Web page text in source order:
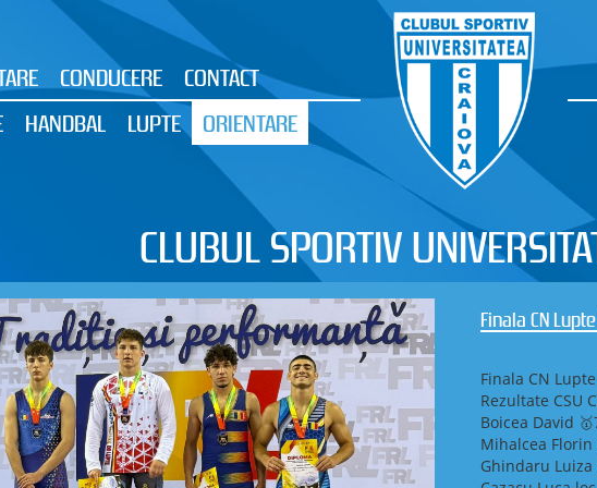
CONDUCERE
CONTACT
HANDBAL LUPTE ORIENTARE
CLUBUL SPORTIV
Finala CN
Finala CN
Rezultate CSU
Boicea David
Mihalcea Florin
Ghindaru Luiza